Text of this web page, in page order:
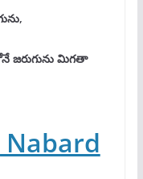
జరుగును మిగతా
Nabard